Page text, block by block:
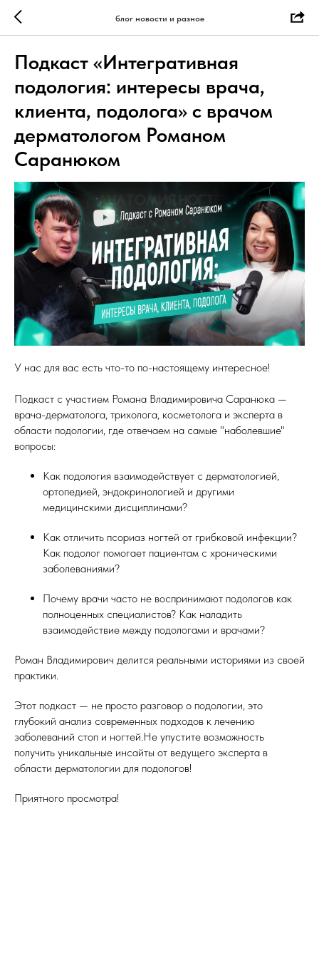
блог новости и разное
Подкаст «Интегративная
подология: интересы врача,
клиента, подолога» с врачом
дерматологом Романом
Саранюком
У нас для вас есть что-то по-настоящему интересное!
Подкаст с участием Романа Владимировича Саранюка —
врача-дерматолога, трихолога, косметолога и эксперта в
области подологии, где отвечаем на самые "наболевшие"
вопросы:
Как подология взаимодействует с дерматологией,
ортопедией, эндокринологией и другими
медицинскими дисциплинами?
Как отличить псориаз ногтей от грибковой инфекции?
Как подолог помогает пациентам с хроническими
заболеваниями?
Почему врачи часто не воспринимают подологов как
полноценных специалистов? Как наладить
взаимодействие между подологами и врачами?
Роман Владимирович делится реальными историями из своей
практики.
Этот подкаст — не просто разговор о подологии, это
глубокий анализ современных подходов к лечению
заболеваний стоп и ногтей.Не упустите возможность
получить уникальные инсайты от ведущего эксперта в
области дерматологии для подологов!
Приятного просмотра!